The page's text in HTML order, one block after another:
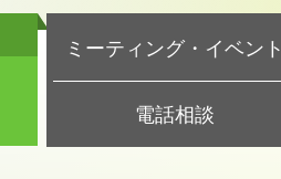
ミーティング・イベント
電話相談